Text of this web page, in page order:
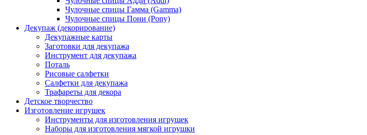
Чулочные спицы Гамма (Gamma)
Чулочные спицы Пони (Pony)
Декупаж (декорирование)
Декупажные карты
Заготовки для декупажа
Инструмент для декупажа
Поталь
Рисовые салфетки
Салфетки для декупажа
Трафареты для декора
Детское творчество
Изготовление игрушек
Инструменты для изготовления игрушек
Наборы для изготовления мягкой игрушки